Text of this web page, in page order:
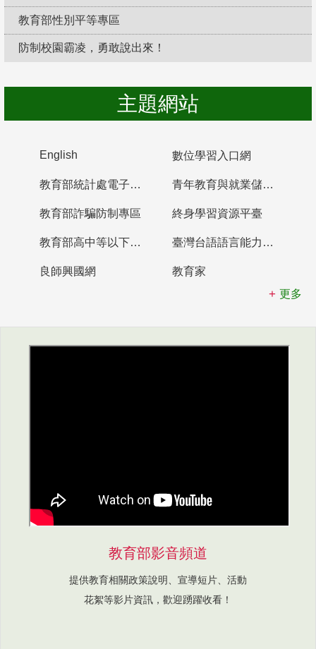
教育部性別平等專區
防制校園霸凌，勇敢說出來！
主題網站
English 數位學習入口網
教育部統計處電子書櫃 青年教育與就業儲蓄帳戶
教育部詐騙防制專區 終身學習資源平臺
教育部高中等以下學校及幼兒園教師資格檢定考試 臺灣台語語言能力認證網站
良師興國網
教育家
更多
教育部影音頻道
提供教育相關政策說明、宣導短片、活動
花絮等影片資訊，歡迎踴躍收看！